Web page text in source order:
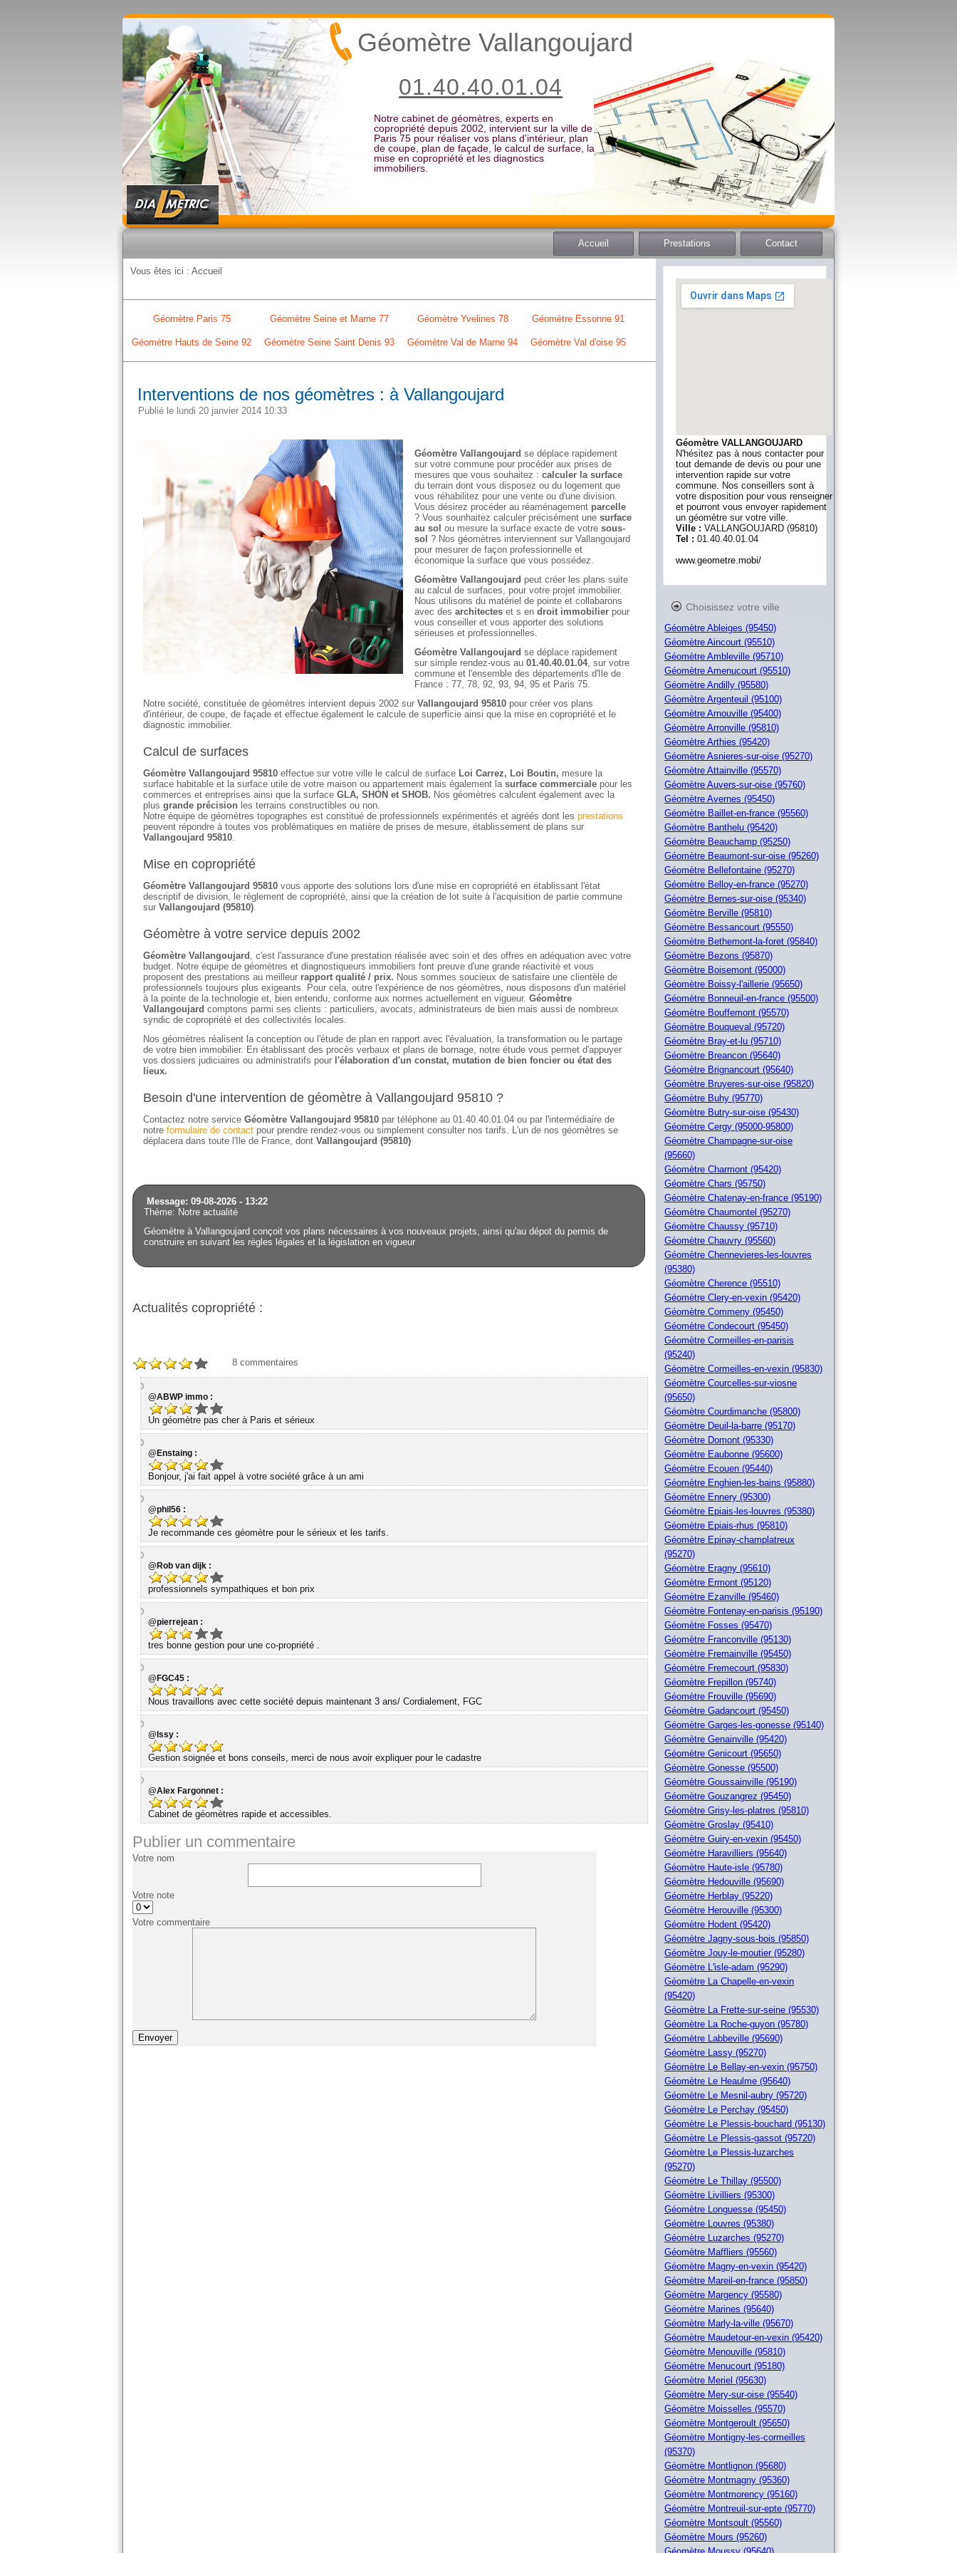
Notre cabinet de géomètres, experts en
copropriété depuis 2002, intervient sur la ville de
Paris 75 pour réaliser vos plans d'intérieur, plan
de coupe, plan de façade, le calcul de surface, la
mise en copropriété et les diagnostics
immobiliers.
Géomètre Vallangoujard
01.40.40.01.04
Accueil Prestations Contact
Vous êtes ici : Accueil
Géomètre Paris 75 Géomètre Seine et Marne 77 Géomètre Yvelines 78 Géomètre Essonne 91
Géomètre Hauts de Seine 92 Géomètre Seine Saint Denis 93 Géomètre Val de Marne 94 Géomètre Val d'oise 95
Interventions de nos géomètres : à Vallangoujard
Publié le lundi 20 janvier 2014 10:33
Géomètre Vallangoujard se déplace rapidement
sur votre commune pour procéder aux prises de
mesures que vous souhaitez : calculer la surface
du terrain dont vous disposez ou du logement que
vous réhabilitez pour une vente ou d'une division.
Vous désirez procéder au réaménagement parcelle
? Vous sounhaitez calculer précisément une surface
au sol ou mesure la surface exacte de votre sous-
sol ? Nos géomètres interviennent sur Vallangoujard
pour mesurer de façon professionnelle et
économique la surface que vous possédez.
Géomètre Vallangoujard peut créer les plans suite
au calcul de surfaces, pour votre projet immobilier.
Nous utilisons du matériel de pointe et collabarons
avec des architectes et s en droit immobilier pour
vous conseiller et vous apporter des solutions
sérieuses et professionnelles.
Géomètre Vallangoujard se déplace rapidement
sur simple rendez-vous au 01.40.40.01.04, sur votre
commune et l'ensemble des départements d'Ile de
France : 77, 78, 92, 93, 94, 95 et Paris 75.
Notre société, constituée de géomètres intervient depuis 2002 sur Vallangoujard 95810 pour créer vos plans
d'intérieur, de coupe, de façade et effectue également le calcule de superficie ainsi que la mise en copropriété et le
diagnostic immobilier.
Calcul de surfaces
Géomètre Vallangoujard 95810 effectue sur votre ville le calcul de surface Loi Carrez, Loi Boutin, mesure la
surface habitable et la surface utile de votre maison ou appartement mais également la surface commerciale pour les
commerces et entreprises ainsi que la surface GLA, SHON et SHOB. Nos géomètres calculent également avec la
plus grande précision les terrains constructibles ou non.
Notre équipe de géomètres topographes est constitué de professionnels expérimentés et agréés dont les prestations
peuvent répondre à toutes vos problématiques en matière de prises de mesure, établissement de plans sur
Vallangoujard 95810.
Mise en copropriété
Géomètre Vallangoujard 95810 vous apporte des solutions lors d'une mise en copropriété en établissant l'état
descriptif de division, le règlement de copropriété, ainsi que la création de lot suite à l'acquisition de partie commune
sur Vallangoujard (95810).
Géomètre à votre service depuis 2002
Géomètre Vallangoujard , c'est l'assurance d'une prestation réalisée avec soin et des offres en adéquation avec votre
budget. Notre équipe de géomètres et diagnostiqueurs immobiliers font preuve d'une grande réactivité et vous
proposent des prestations au meilleur rapport qualité / prix. Nous sommes soucieux de satisfaire une clientèle de
professionnels toujours plus exigeants. Pour cela, outre l'expérience de nos géomètres, nous disposons d'un matériel
à la pointe de la technologie et, bien entendu, conforme aux normes actuellement en vigueur. Géomètre
Vallangoujard comptons parmi ses clients : particuliers, avocats, administrateurs de bien mais aussi de nombreux
syndic de copropriété et des collectivités locales.
Nos géomètres réalisent la conception ou l'étude de plan en rapport avec l'évaluation, la transformation ou le partage
de votre bien immobilier. En établissant des procès verbaux et plans de bornage, notre étude vous permet d'appuyer
vos dossiers judiciaires ou administratifs pour l'élaboration d'un constat, mutation de bien foncier ou état des
lieux.
Besoin d'une intervention de géomètre à Vallangoujard 95810 ?
Contactez notre service Géomètre Vallangoujard 95810 par téléphone au 01.40.40.01.04 ou par l'intermédiaire de
notre formulaire de contact pour prendre rendez-vous ou simplement consulter nos tarifs. L'un de nos géomètres se
déplacera dans toute l'Ile de France, dont Vallangoujard (95810)
Message: 09-08-2026 - 13:22
Thème: Notre actualité
Géomètre à Vallangoujard conçoit vos plans nécessaires à vos nouveaux projets, ainsi qu'au dépot du permis de
construire en suivant les règles légales et la législation en vigueur
Actualités copropriété :
8 commentaires
@ABWP immo :
Un géomètre pas cher à Paris et sérieux
@Enstaing :
Bonjour, j'ai fait appel à votre société grâce à un ami
@phil56 :
Je recommande ces géomètre pour le sérieux et les tarifs.
@Rob van dijk :
professionnels sympathiques et bon prix
@pierrejean :
tres bonne gestion pour une co-propriété .
@FGC45 :
Nous travaillons avec cette société depuis maintenant 3 ans/ Cordialement, FGC
@Issy :
Gestion soignée et bons conseils, merci de nous avoir expliquer pour le cadastre
@Alex Fargonnet :
Cabinet de géomètres rapide et accessibles.
Publier un commentaire
Votre nom
Votre note
Votre commentaire
Géomètre VALLANGOUJARD
N'hésitez pas à nous contacter pour
tout demande de devis ou pour une
intervention rapide sur votre
commune. Nos conseillers sont à
votre disposition pour vous renseigner
et pourront vous envoyer rapidement
un géomètre sur votre ville.
Ville : VALLANGOUJARD (95810)
Tel : 01.40.40.01.04
www.geometre.mobi/
Choisissez votre ville
Géomètre Ableiges (95450)
Géomètre Aincourt (95510)
Géomètre Ambleville (95710)
Géomètre Amenucourt (95510)
Géomètre Andilly (95580)
Géomètre Argenteuil (95100)
Géomètre Arnouville (95400)
Géomètre Arronville (95810)
Géomètre Arthies (95420)
Géomètre Asnieres-sur-oise (95270)
Géomètre Attainville (95570)
Géomètre Auvers-sur-oise (95760)
Géomètre Avernes (95450)
Géomètre Baillet-en-france (95560)
Géomètre Banthelu (95420)
Géomètre Beauchamp (95250)
Géomètre Beaumont-sur-oise (95260)
Géomètre Bellefontaine (95270)
Géomètre Belloy-en-france (95270)
Géomètre Bernes-sur-oise (95340)
Géomètre Berville (95810)
Géomètre Bessancourt (95550)
Géomètre Bethemont-la-foret (95840)
Géomètre Bezons (95870)
Géomètre Boisemont (95000)
Géomètre Boissy-l'aillerie (95650)
Géomètre Bonneuil-en-france (95500)
Géomètre Bouffemont (95570)
Géomètre Bouqueval (95720)
Géomètre Bray-et-lu (95710)
Géomètre Breancon (95640)
Géomètre Brignancourt (95640)
Géomètre Bruyeres-sur-oise (95820)
Géomètre Buhy (95770)
Géomètre Butry-sur-oise (95430)
Géomètre Cergy (95000-95800)
Géomètre Champagne-sur-oise
(95660)
Géomètre Charmont (95420)
Géomètre Chars (95750)
Géomètre Chatenay-en-france (95190)
Géomètre Chaumontel (95270)
Géomètre Chaussy (95710)
Géomètre Chauvry (95560)
Géomètre Chennevieres-les-louvres
(95380)
Géomètre Cherence (95510)
Géomètre Clery-en-vexin (95420)
Géomètre Commeny (95450)
Géomètre Condecourt (95450)
Géomètre Cormeilles-en-parisis
(95240)
Géomètre Cormeilles-en-vexin (95830)
Géomètre Courcelles-sur-viosne
(95650)
Géomètre Courdimanche (95800)
Géomètre Deuil-la-barre (95170)
Géomètre Domont (95330)
Géomètre Eaubonne (95600)
Géomètre Ecouen (95440)
Géomètre Enghien-les-bains (95880)
Géomètre Ennery (95300)
Géomètre Epiais-les-louvres (95380)
Géomètre Epiais-rhus (95810)
Géomètre Epinay-champlatreux
(95270)
Géomètre Eragny (95610)
Géomètre Ermont (95120)
Géomètre Ezanville (95460)
Géomètre Fontenay-en-parisis (95190)
Géomètre Fosses (95470)
Géomètre Franconville (95130)
Géomètre Fremainville (95450)
Géomètre Fremecourt (95830)
Géomètre Frepillon (95740)
Géomètre Frouville (95690)
Géomètre Gadancourt (95450)
Géomètre Garges-les-gonesse (95140)
Géomètre Genainville (95420)
Géomètre Genicourt (95650)
Géomètre Gonesse (95500)
Géomètre Goussainville (95190)
Géomètre Gouzangrez (95450)
Géomètre Grisy-les-platres (95810)
Géomètre Groslay (95410)
Géomètre Guiry-en-vexin (95450)
Géomètre Haravilliers (95640)
Géomètre Haute-isle (95780)
Géomètre Hedouville (95690)
Géomètre Herblay (95220)
Géomètre Herouville (95300)
Géomètre Hodent (95420)
Géomètre Jagny-sous-bois (95850)
Géomètre Jouy-le-moutier (95280)
Géomètre L'isle-adam (95290)
Géomètre La Chapelle-en-vexin
(95420)
Géomètre La Frette-sur-seine (95530)
Géomètre La Roche-guyon (95780)
Géomètre Labbeville (95690)
Géomètre Lassy (95270)
Géomètre Le Bellay-en-vexin (95750)
Géomètre Le Heaulme (95640)
Géomètre Le Mesnil-aubry (95720)
Géomètre Le Perchay (95450)
Géomètre Le Plessis-bouchard (95130)
Géomètre Le Plessis-gassot (95720)
Géomètre Le Plessis-luzarches
(95270)
Géomètre Le Thillay (95500)
Géomètre Livilliers (95300)
Géomètre Longuesse (95450)
Géomètre Louvres (95380)
Géomètre Luzarches (95270)
Géomètre Maffliers (95560)
Géomètre Magny-en-vexin (95420)
Géomètre Mareil-en-france (95850)
Géomètre Margency (95580)
Géomètre Marines (95640)
Géomètre Marly-la-ville (95670)
Géomètre Maudetour-en-vexin (95420)
Géomètre Menouville (95810)
Géomètre Menucourt (95180)
Géomètre Meriel (95630)
Géomètre Mery-sur-oise (95540)
Géomètre Moisselles (95570)
Géomètre Montgeroult (95650)
Géomètre Montigny-les-cormeilles
(95370)
Géomètre Montlignon (95680)
Géomètre Montmagny (95360)
Géomètre Montmorency (95160)
Géomètre Montreuil-sur-epte (95770)
Géomètre Montsoult (95560)
Géomètre Mours (95260)